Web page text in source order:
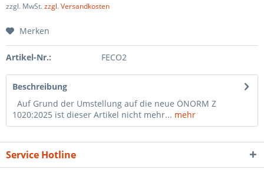
zzgl. MwSt.zzgl. Versandkosten
Merken
Artikel-Nr.: FECO2
Beschreibung
Auf Grund der Umstellung auf die neue ÖNORM Z
1020:2025 ist dieser Artikel nicht mehr... mehr
Service Hotline